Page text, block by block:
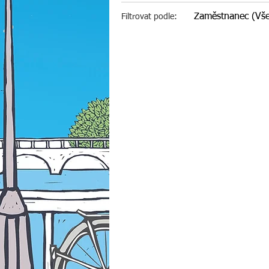
Filtrovat podle: Zaměstnanec